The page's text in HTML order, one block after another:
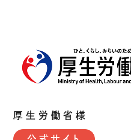
厚生労働省様